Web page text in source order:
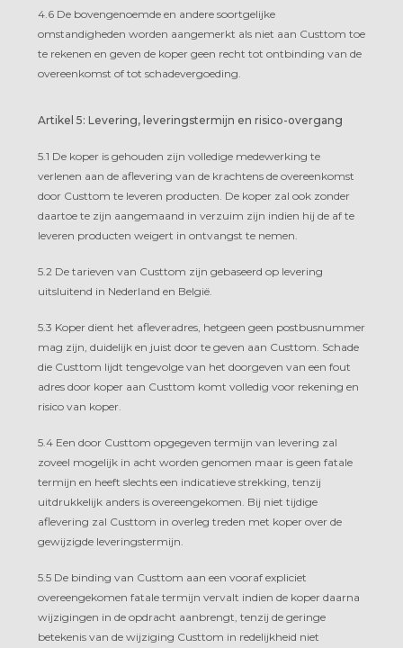
4.6 De bovengenoemde en andere soortgelijke
omstandigheden worden aangemerkt als niet aan Custtom toe
te rekenen en geven de koper geen recht tot ontbinding van de
overeenkomst of tot schadevergoeding.
Artikel 5: Levering, leveringstermijn en risico-overgang
5.1 De koper is gehouden zijn volledige medewerking te
verlenen aan de aflevering van de krachtens de overeenkomst
door Custtom te leveren producten. De koper zal ook zonder
daartoe te zijn aangemaand in verzuim zijn indien hij de af te
leveren producten weigert in ontvangst te nemen.
5.2 De tarieven van Custtom zijn gebaseerd op levering
uitsluitend in Nederland en België.
5.3 Koper dient het afleveradres, hetgeen geen postbusnummer
mag zijn, duidelijk en juist door te geven aan Custtom. Schade
die Custtom lijdt tengevolge van het doorgeven van een fout
adres door koper aan Custtom komt volledig voor rekening en
risico van koper.
5.4 Een door Custtom opgegeven termijn van levering zal
zoveel mogelijk in acht worden genomen maar is geen fatale
termijn en heeft slechts een indicatieve strekking, tenzij
uitdrukkelijk anders is overeengekomen. Bij niet tijdige
aflevering zal Custtom in overleg treden met koper over de
gewijzigde leveringstermijn.
5.5 De binding van Custtom aan een vooraf expliciet
overeengekomen fatale termijn vervalt indien de koper daarna
wijzigingen in de opdracht aanbrengt, tenzij de geringe
betekenis van de wijziging Custtom in redelijkheid niet